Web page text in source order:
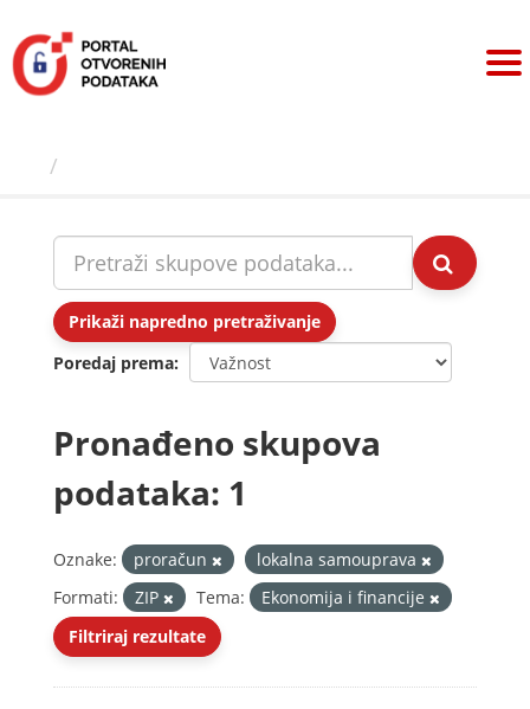
sadržaj
Prikaži napredno pretraživanje
Poredaj prema
Pronađeno skupova
podataka: 1
Oznake: proračun
lokalna samouprava
Formati:
ZIP Tema:
Ekonomija i financije
Filtriraj rezultate